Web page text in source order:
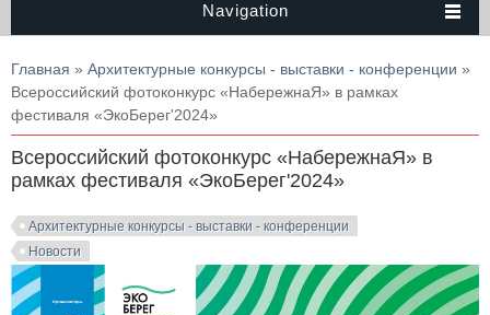
Navigation
Вы здесь
Главная » Архитектурные конкурсы - выставки - конференции »
Всероссийский фотоконкурс «НабережнаЯ» в рамках
фестиваля «ЭкоБерег'2024»
Всероссийский фотоконкурс «НабережнаЯ» в
рамках фестиваля «ЭкоБерег'2024»
Архитектурные конкурсы - выставки - конференции
Новости